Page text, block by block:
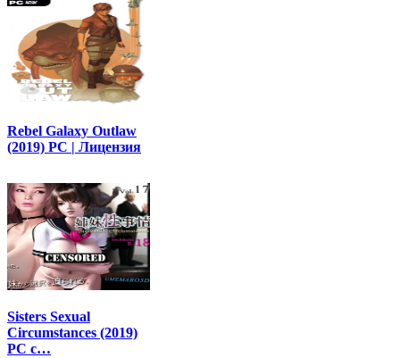
Rebel Galaxy Outlaw
(2019) PC | Лицензия
Sisters Sexual
Circumstances (2019)
PC с…